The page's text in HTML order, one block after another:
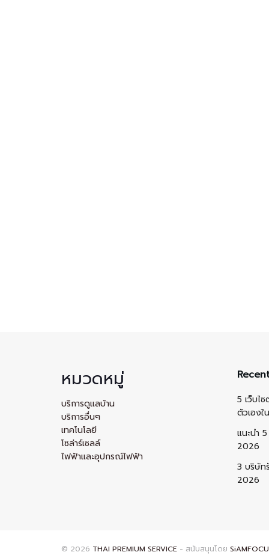
หมวดหมู่
บริการดูแลบ้าน
บริการอื่นๆ
เทคโนโลยี
โซล่าร์เซลล์
ไฟฟ้าและอุปกรณ์ไฟฟ้า
5 เว็บไ
ตัวเอง
แนะนำ
2026
3 บริษัท
2026
© 2026 THAI PREMIUM SERVICE - สนับสนุนโดย